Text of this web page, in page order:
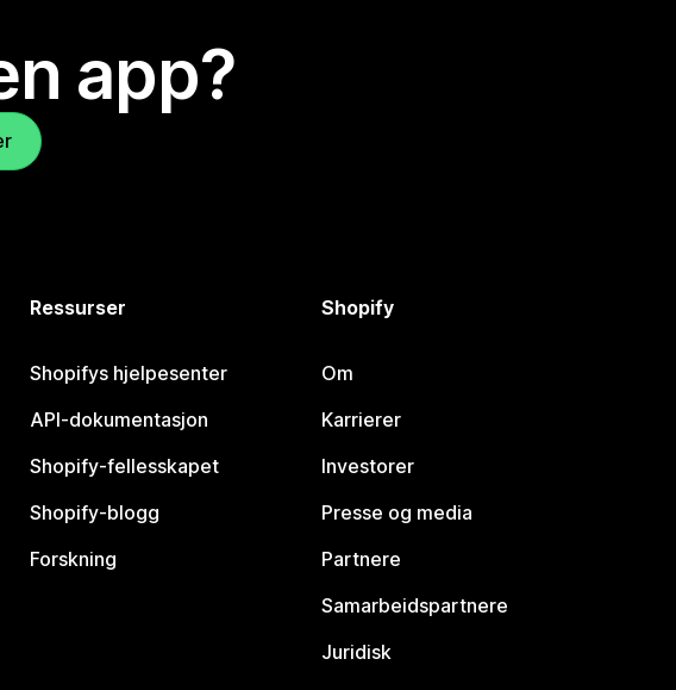
app?
Ressurser
Shopifys hjelpesenter
API-dokumentasjon
Shopify-fellesskapet
Shopify-blogg
Forskning
Shopify
Om
Karrierer
Investorer
Presse og media
Partnere
Samarbeidspartnere
Juridisk